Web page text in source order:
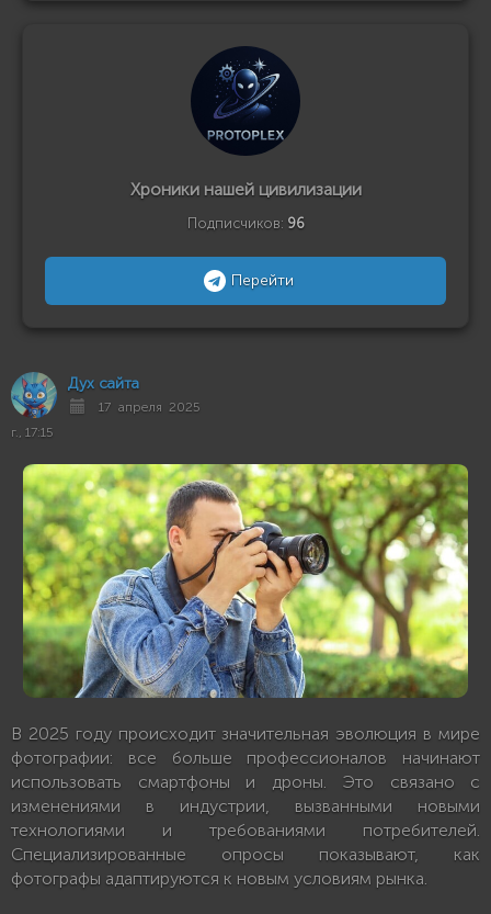
Хроники нашей цивилизации
Подписчиков: 96
Перейти
Дух сайта
17 апреля 2025
г., 17:15
В 2025 году происходит значительная эволюция в мире
фотографии: все больше профессионалов начинают
использовать смартфоны и дроны. Это связано с
изменениями в индустрии, вызванными новыми
технологиями и требованиями потребителей.
Специализированные опросы показывают, как
фотографы адаптируются к новым условиям рынка.